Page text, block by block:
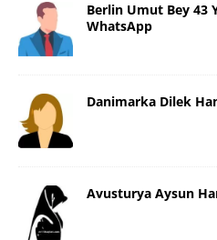
Berlin Umut Bey 43
WhatsApp
Danimarka Dilek
Avusturya Aysun